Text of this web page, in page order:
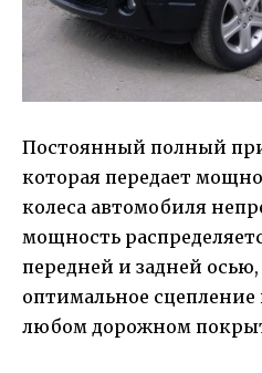
Постоянный полный
которая передает
колеса автомобиля
мощность
передней и задней осью,
оптимальное сцепление
любом дорожном